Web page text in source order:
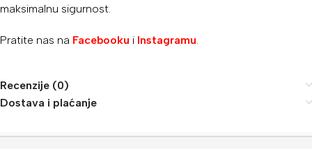
maksimalnu sigurnost.
Pratite nas na Facebooku i Instagramu
Recenzije (0)
Dostava i plaćanje